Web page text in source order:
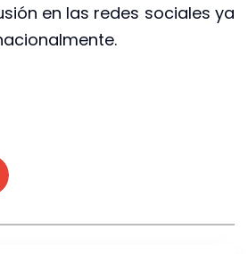
en las redes sociales ya